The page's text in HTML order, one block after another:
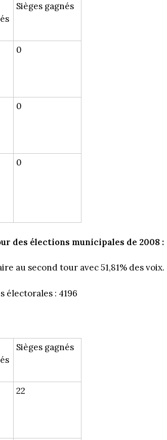
Sièges gagnés
0
0
0
des élections municipales de 2008 :
au second tour avec 51,81% des voix.
électorales : 4196
Sièges gagnés
22